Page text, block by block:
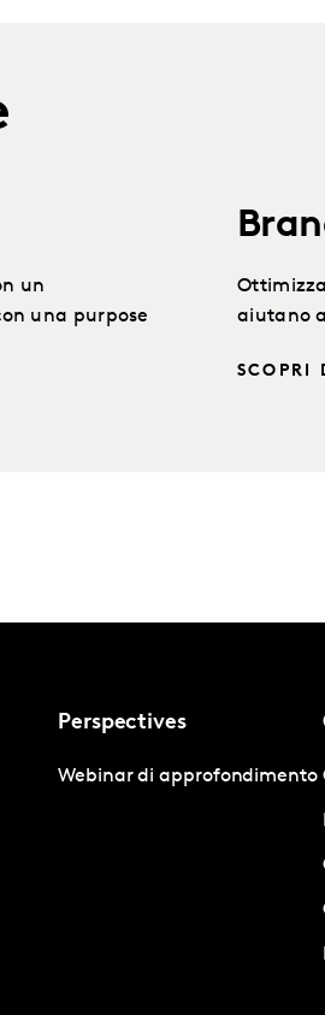
un
una purpose
aiutano
SCOPRI
Perspectives
Webinar di approfondimento